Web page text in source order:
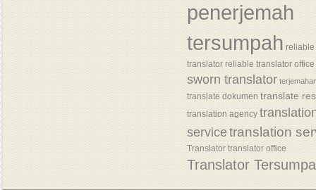
penerjemah
tersumpah reliable
translator reliable translator office
sworn translator
translate dokumen translate
translation agency
servicetranslation
Translator translator office
Translator